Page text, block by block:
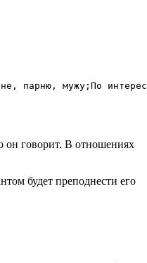
парню, мужу; По
он говорит. В отношениях
будет преподнести его